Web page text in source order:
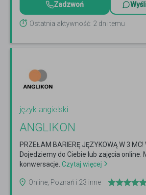
Zadzwoń
Ostatnia aktywność: 2 dni temu
język angielski
ANGLIKON
PRZEŁAM BARIERĘ JĘZYKOWĄ W 3
Dojedziemy do Ciebie lub zajęcia online.
konwersacje. Czytaj więcej
Online, Poznań i 23 inne